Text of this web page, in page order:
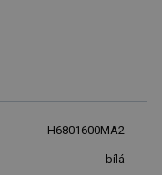
H6801600MA2
bílá